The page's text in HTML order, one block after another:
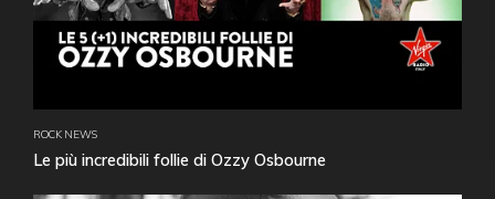
ROCK NEWS
Le più incredibili follie di Ozzy Osbourne